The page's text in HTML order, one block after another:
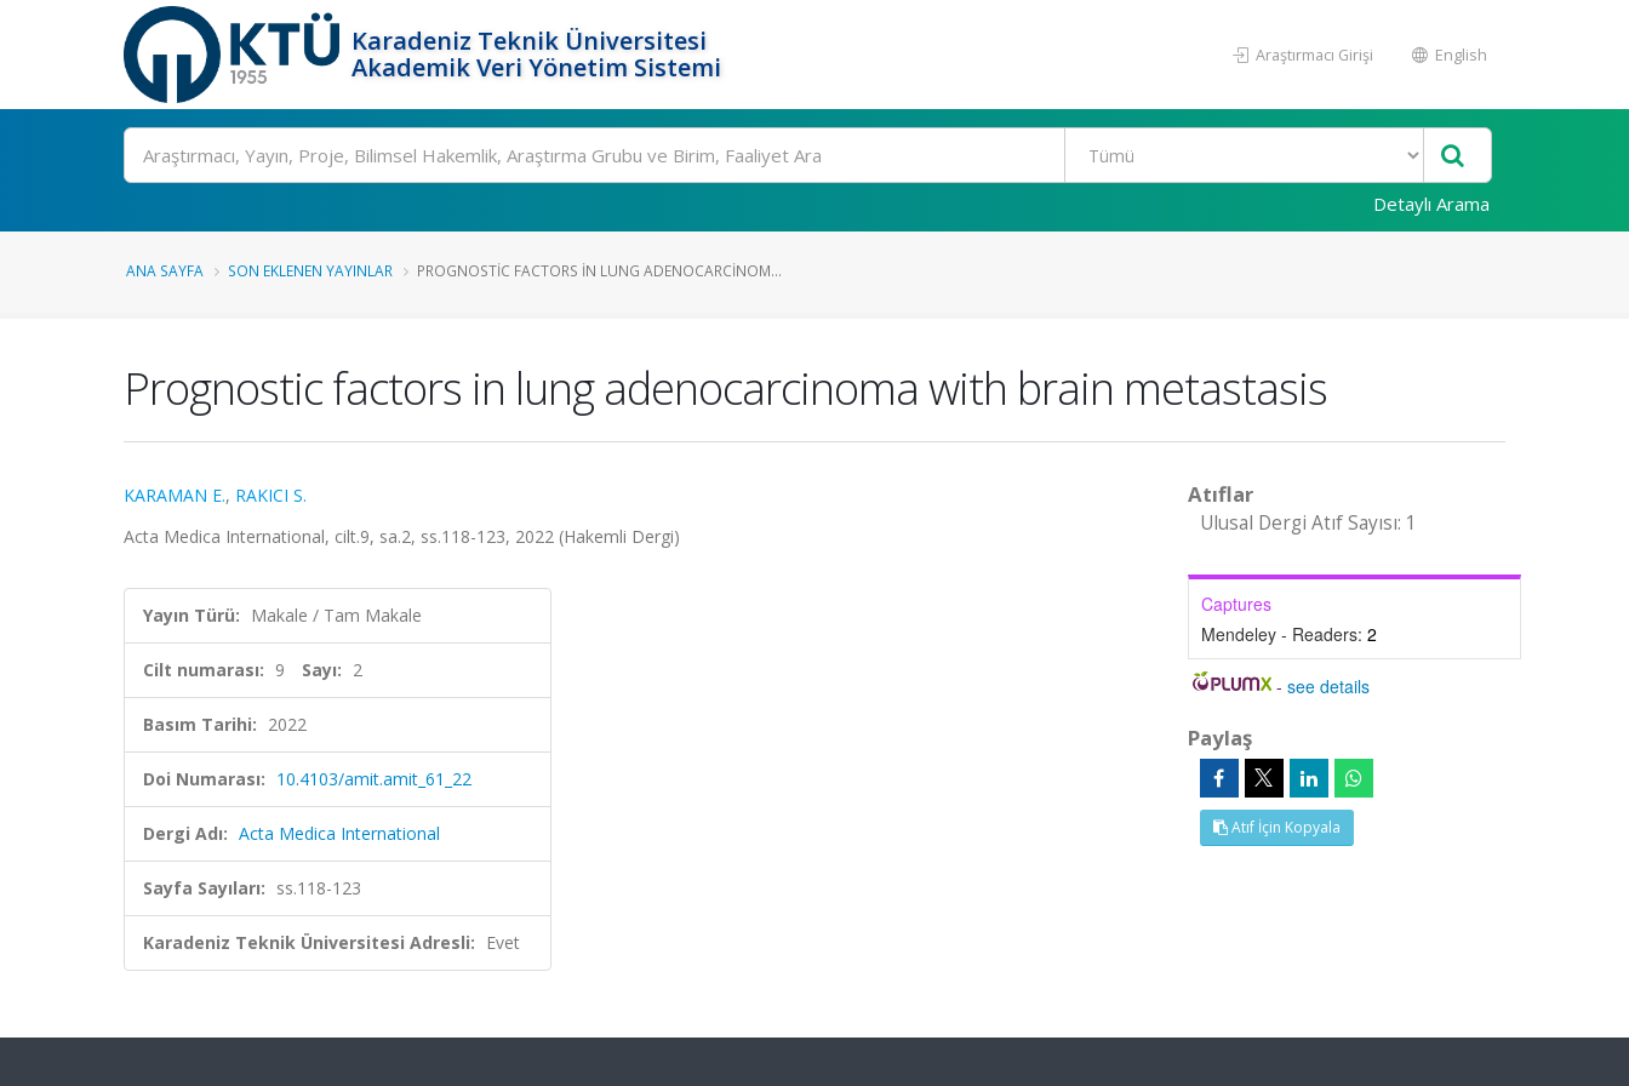
Karadeniz Teknik Üniversitesi
Akademik Veri Yönetim Sistemi
Araştırmacı Girişi English
Ara
Detaylı Arama
ANA SAYFA SON EKLENEN YAYINLAR PROGNOSTIC FACTORS IN LUNG ADENOCARCINOM...
Prognostic factors in lung adenocarcinoma with brain metastasis
KARAMAN E., RAKICI S.
Acta Medica International, cilt.9, sa.2, ss.118-123, 2022 (Hakemli Dergi)
Yayın Türü: Makale / Tam Makale
Cilt numarası: 9 Sayı: 2
Basım Tarihi: 2022
Doi Numarası: 10.4103/amit.amit_61_22
Dergi Adı: Acta Medica International
Sayfa Sayıları: ss.118-123
Karadeniz Teknik Üniversitesi Adresli: Evet
Atıflar
Ulusal Dergi Atıf Sayısı: 1
Captures
Mendeley - Readers: 2
-see details
Paylaş
Atıf İçin Kopyala